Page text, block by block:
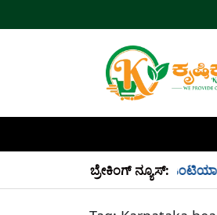
ಬ್ರೇಕಿಂಗ್ ನ್ಯೂಸ್:
ಸೆಪ್ಟೆಂಬರ್ ತಿಂಗಳ ಪಡಿತರ ಜಂಟಿಯಾಗಿ